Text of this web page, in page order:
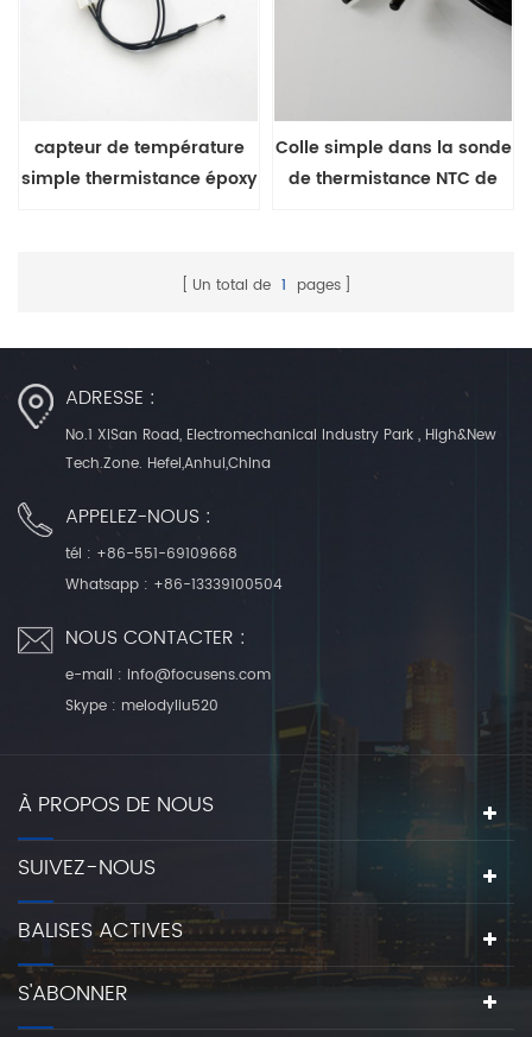
capteur de température
simple thermistance époxy
Colle simple dans la sonde
de thermistance NTC de
Un total de 1 pages
ADRESSE :
No.1 XiSan Road, Electromechanical Industry Park , High&New
Tech.Zone. Hefei,Anhui,China
APPELEZ-NOUS :
tél : +86-551-69109668
Whatsapp : +86-13339100504
NOUS CONTACTER :
e-mail : info@focusens.com
Skype : melodyliu520
À PROPOS DE NOUS
SUIVEZ-NOUS
BALISES ACTIVES
S'ABONNER